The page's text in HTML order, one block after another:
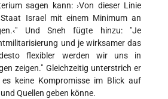
sagen kann: ›Von dieser Linie
Israel mit einem Minimum an
Und Sneh fügte hinzu: "Je
und je wirksamer das
desto flexibler werden wir uns in
zeigen." Gleichzeitig unterstrich er
keine Kompromisse im Blick auf
Quellen geben könne.